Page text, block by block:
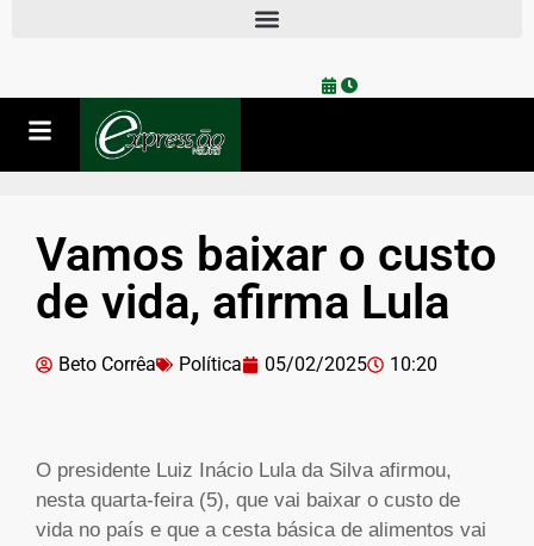
Vamos baixar o custo
de vida, afirma Lula
Beto Corrêa Política 05/02/2025 10:20
O presidente Luiz Inácio Lula da Silva afirmou,
nesta quarta-feira (5), que vai baixar o custo de
vida no país e que a cesta básica de alimentos vai